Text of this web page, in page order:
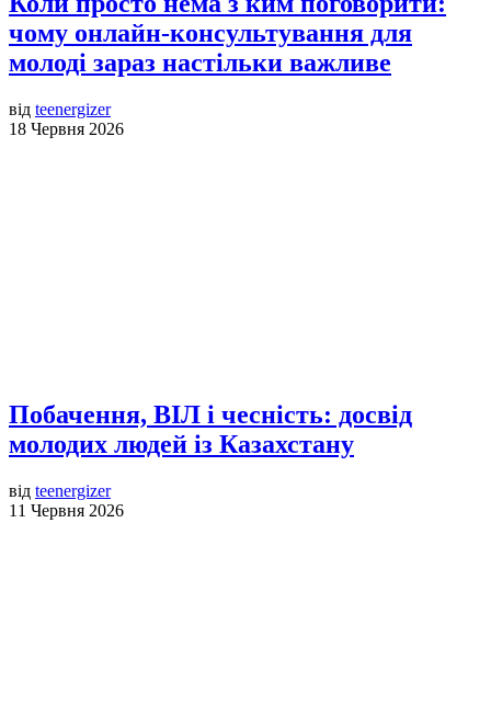
чому онлайн-консультування для
молоді зараз настільки важливе
від teenergizer
18 Червня 2026
Побачення, ВІЛ і чесність: досвід
молодих людей із Казахстану
від teenergizer
11 Червня 2026